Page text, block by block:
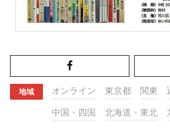
地域 オンライン 東京都 関東
中国・四国 北海道・東北